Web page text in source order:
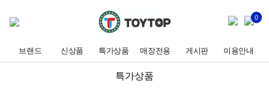
0
브랜드 신상품 특가상품 매장전용 게시판 이용안내
특가상품